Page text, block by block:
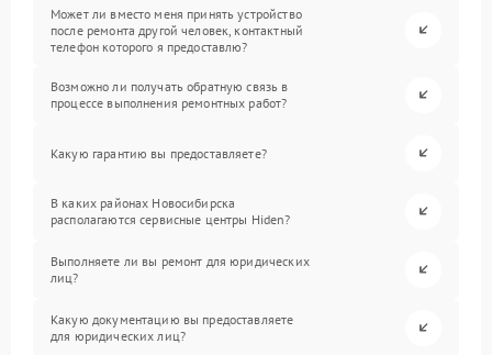
Может ли вместо меня принять устройство
после ремонта другой человек, контактный
телефон которого я предоставлю?
Возможно ли получать обратную связь в
процессе выполнения ремонтных работ?
Какую гарантию вы предоставляете?
В каких районах Новосибирска
располагаются сервисные центры Hiden?
Выполняете ли вы ремонт для юридических
лиц?
Какую документацию вы предоставляете
для юридических лиц?